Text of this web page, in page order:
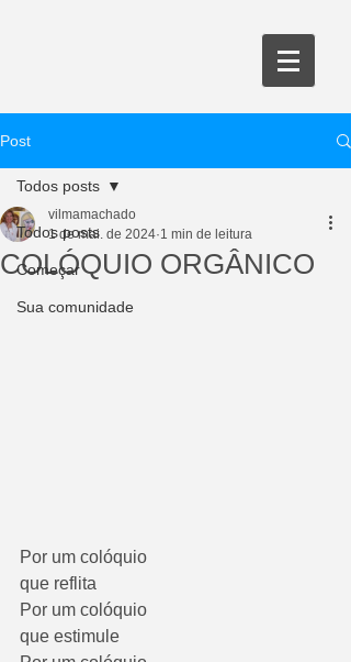
Post
Todos posts
Começar
Sua comunidade
Todos posts
COLÓQUIO ORGÂNICO
vilmamachado
1 de mai. de 2024 1 min de leitura
Por um colóquio
que reflita
Por um colóquio
que estimule